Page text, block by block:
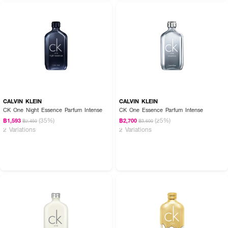
CALVIN KLEIN
CK One Night Essence Parfum Intense
฿1,593 ฿2,450 (35%)
2 Variations
CALVIN KLEIN
CK One Essence Parfum Intense
฿2,700 ฿3,600 (25%)
2 Variations